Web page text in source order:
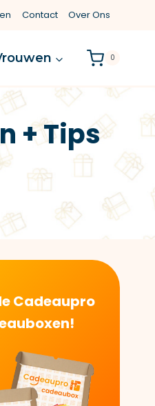
Contact Over Ons
0
+ Tips
Cadeaupro